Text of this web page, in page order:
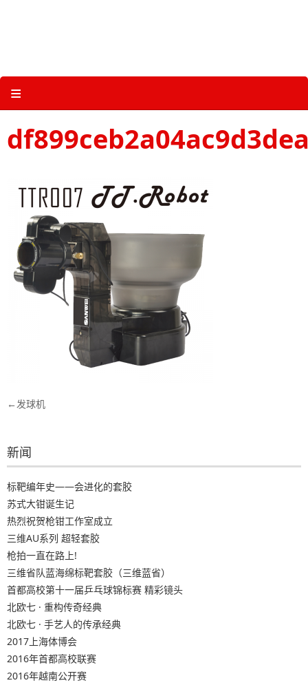
≡
文
导
航
发球机
新闻
标靶编年史——会进化的套胶
苏式大钳诞生记
热烈祝贺枪钳工作室成立
三维AU系列 超轻套胶
枪拍一直在路上!
三维省队蓝海绵标靶套胶（三维蓝省）
首都高校第十一届乒乓球锦标赛 精彩镜头
北欧七 · 重构传奇经典
北欧七 · 手艺人的传承经典
2017上海体博会
2016年首都高校联赛
2016年越南公开赛